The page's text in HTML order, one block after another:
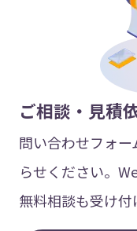
ご相談・見積
問い合わせフォ
らせください。
無料相談も受け付